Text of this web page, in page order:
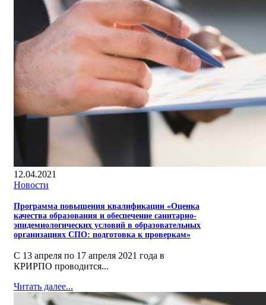
12.04.2021
Новости
Программа повышения квалификации «Оценка
качества образования и обеспечение санитарно-
эпидемиологических условий в образовательных
организациях СПО: подготовка к проверкам»
С 13 апреля по 17 апреля 2021 года в
КРИРПО проводится...
Читать далее...